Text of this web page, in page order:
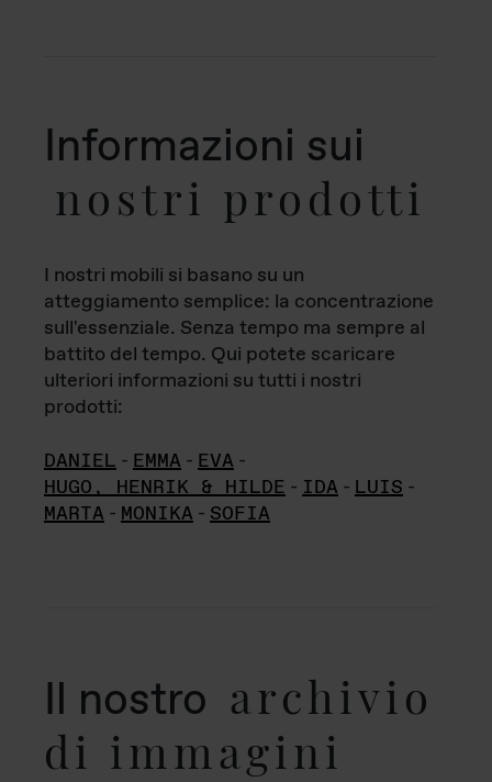
Informazioni sui
nostri prodotti
I nostri mobili si basano su un
atteggiamento semplice: la concentrazione
sull'essenziale. Senza tempo ma sempre al
battito del tempo. Qui potete scaricare
ulteriori informazioni su tutti i nostri
prodotti:
DANIEL - EMMA - EVA -
HUGO, HENRIK & HILDE - IDA - LUIS -
MARTA - MONIKA - SOFIA
Il nostro archivio
di immagini